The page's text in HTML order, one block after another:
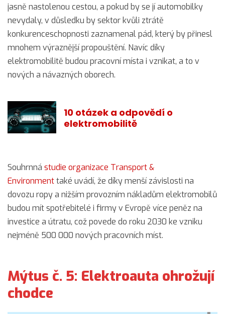
jasně nastolenou cestou, a pokud by se jí automobilky
nevydaly, v důsledku by sektor kvůli ztrátě
konkurenceschopnosti zaznamenal pád, který by přinesl
mnohem výraznější propouštění. Navíc díky
elektromobilitě budou pracovní místa i vznikat, a to v
nových a návazných oborech.
10 otázek a odpovědí o
elektromobilitě
Souhrnná studie organizace Transport &
Environmenttaké uvádí, že díky menší závislosti na
dovozu ropy a nižším provozním nákladům elektromobilů
budou mít spotřebitelé i firmy v Evropě více peněz na
investice a útratu, což povede do roku 2030 ke vzniku
nejméně 500 000 nových pracovních míst.
Mýtus č. 5: Elektroauta ohrožují
chodce